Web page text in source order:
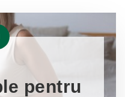
pentru